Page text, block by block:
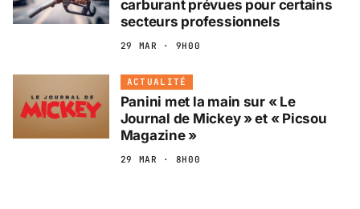
carburant prévues pour certains
secteurs professionnels
29 MAR · 9H00
ACTUALITÉ
Panini met la main sur « Le
Journal de Mickey » et « Picsou
Magazine »
29 MAR · 8H00